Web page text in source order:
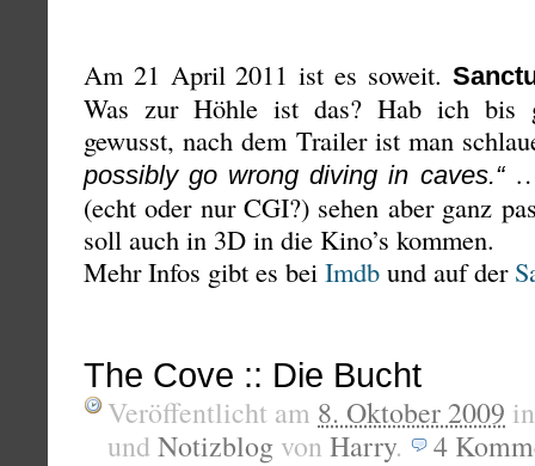
Am 21 April 2011 ist es soweit.
Was zur Höhle ist das? Hab ich bis
gewusst, nach dem Trailer ist man
possibly go wrong diving in caves.“…
(echt oder nur CGI?) sehen aber ganz
soll auch in 3D in die Kino’s kommen.
Mehr Infos gibt es bei Imdb und auf der
The Cove :: Die Bucht
Veröffentlicht am 8. Oktober 2009
und Notizblog von Harry. 4